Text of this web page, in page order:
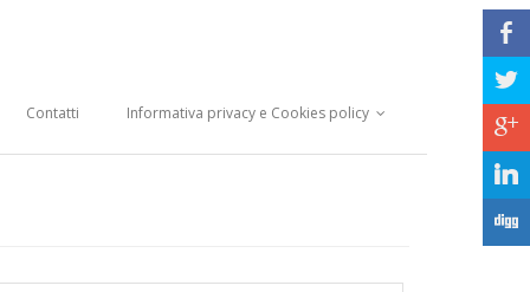
Contatti Informativa privacy e Cookies policy
b
a
c
j
F